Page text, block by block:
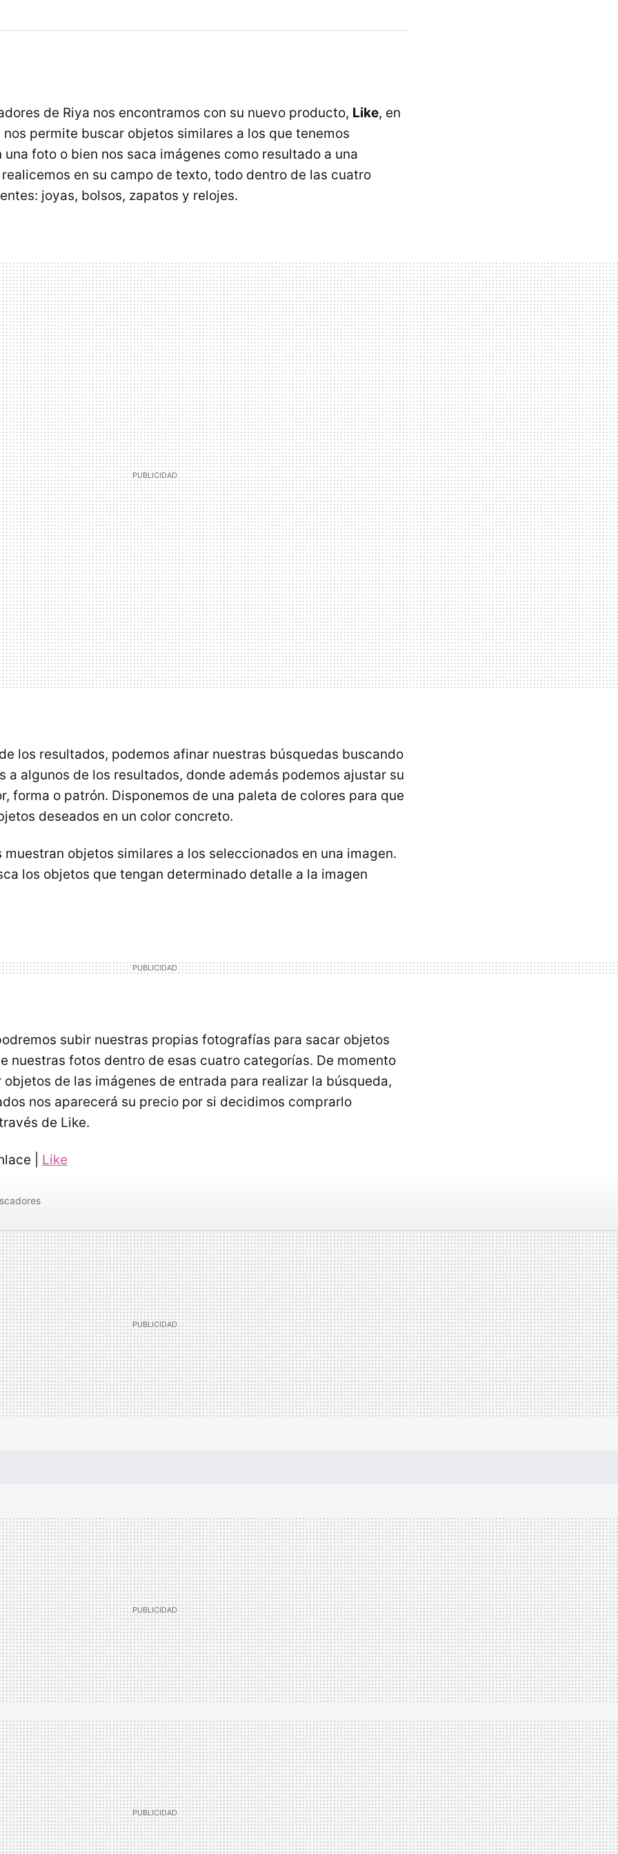
de Riya nos encontramos con su nuevo producto, Like, en
permite buscar objetos similares a los que tenemos
foto o bien nos saca imágenes como resultado a una
en su campo de texto, todo dentro de las cuatro
joyas, bolsos, zapatos y relojes.
los resultados, podemos afinar nuestras búsquedas buscando
a algunos de los resultados, donde además podemos ajustar su
forma o patrón. Disponemos de una paleta de colores para que
deseados en un color concreto.
muestran objetos similares a los seleccionados en una imagen.
los objetos que tengan determinado detalle a la imagen
subir nuestras propias fotografías para sacar objetos
nuestras fotos dentro de esas cuatro categorías. De momento
de las imágenes de entrada para realizar la búsqueda,
nos aparecerá su precio por si decidimos comprarlo
de Like.
| Like